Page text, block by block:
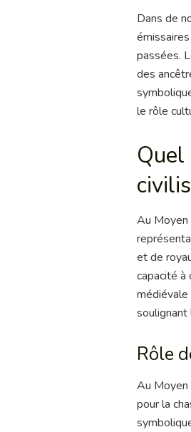
Dans de
passées.
des
le rôle
Au Moyen
et de
capacité à
soulignant
Rôle
Au Moyen
pour la